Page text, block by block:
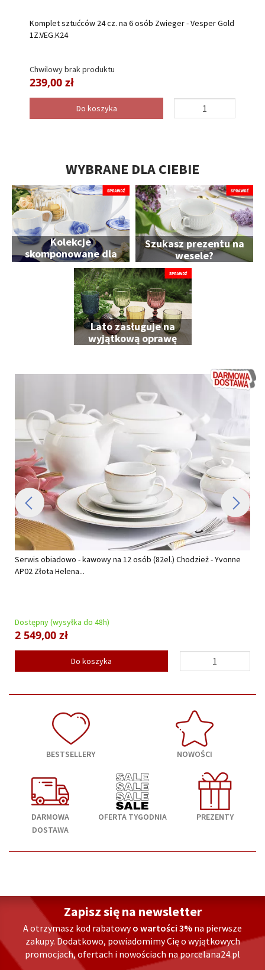
Komplet sztućców 24 cz. na 6 osób Zwieger - Vesper Gold
1Z.VEG.K24
Chwilowy brak produktu
239,00 zł
Do koszyka
WYBRANE DLA CIEBIE
Kolekcje
skomponowane dla
Ciebie
Szukasz prezentu na
wesele?
Lato zasługuje na
wyjątkową oprawę
Serwis obiadowo - kawowy na 12 osób (82el.) Chodzież - Yvonne
AP02 Złota Helena...
Dostępny (wysyłka do 48h)
2 549,00 zł
Do koszyka
BESTSELLERY NOWOŚCI
DARMOWA
DOSTAWA
OFERTA TYGODNIA PREZENTY
Zapisz się na newsletter
A otrzymasz kod rabatowyo wartości 3% na pierwsze
zakupy. Dodatkowo, powiadomimy Cię o wyjątkowych
promocjach, ofertach i nowościach na porcelana24.pl